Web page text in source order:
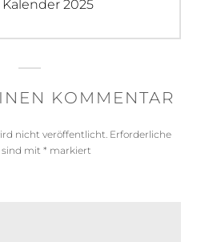
2025
KOMMENTAR
nicht veröffentlicht. Erforderliche
sind mit * markiert